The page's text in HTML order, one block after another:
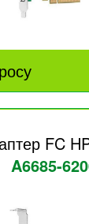
FC
A6685-